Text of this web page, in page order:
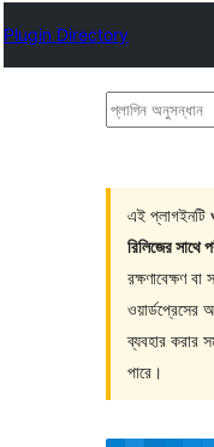
Plugin Directory
প্লাগিন
এই প্লাগইনটি
রিলিজের সাথে
রক্ষণাবেক্ষণ
ওয়ার্ডপ্রেসের
ব্যবহার করার
পারে।